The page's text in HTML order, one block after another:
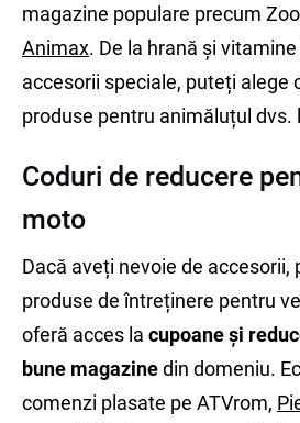
magazine populare precum
Animax. De la hrană și
accesorii speciale, puteți alege
produse pentru animăluțul dvs.
Coduri de reducere
moto
Dacă aveți nevoie de accesorii,
produse de întreținere pentru
oferă acces la cupoane și
bune magazinedin domeniu.
comenzi plasate pe ATVrom,